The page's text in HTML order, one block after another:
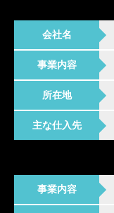
会社名
事業内容
所在地
主な仕入先
事業内容